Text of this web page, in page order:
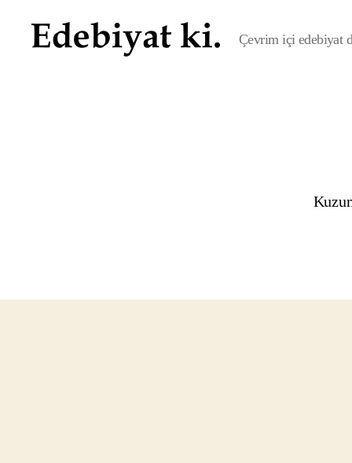
Çevrim içi edebiyat